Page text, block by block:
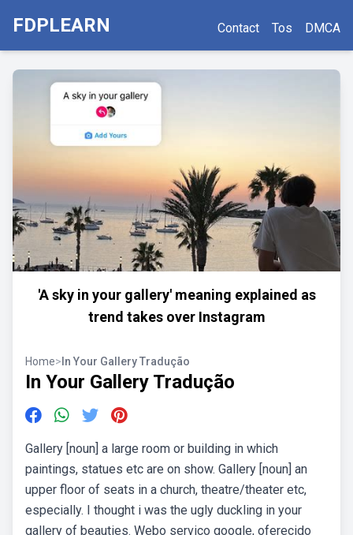
FDPLEARN Contact Tos DMCA
'A sky in your gallery' meaning explained as
trend takes over Instagram
Home> In Your Gallery Tradução
In Your Gallery Tradução
Gallery [noun] a large room or building in which
paintings, statues etc are on show. Gallery [noun] an
upper floor of seats in a church, theatre/theater etc,
especially. I thought i was the ugly duckling in your
gallery of beauties. Webo serviço google, oferecido